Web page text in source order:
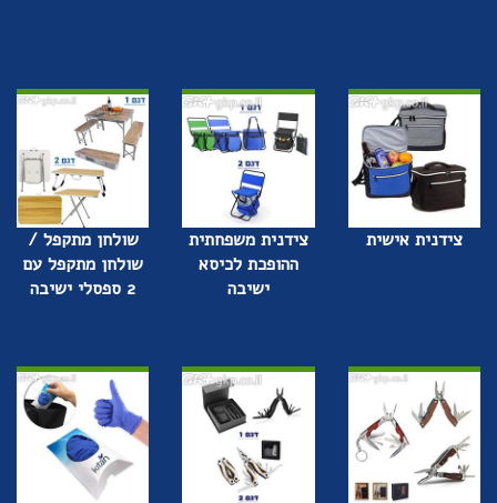
צידנית אישית
צידנית משפחתית
ההופכת לכיסא
ישיבה
שולחן מתקפל /
שולחן מתקפל עם
2 ספסלי ישיבה